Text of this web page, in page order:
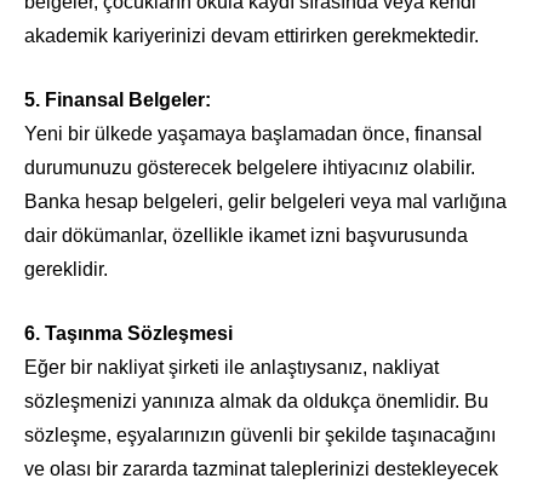
akademik kariyerinizi devam ettirirken gerekmektedir.
5. Finansal Belgeler:
Yeni bir ülkede yaşamaya başlamadan önce, finansal
durumunuzu gösterecek belgelere ihtiyacınız olabilir.
Banka hesap belgeleri, gelir belgeleri veya mal varlığına
dair dökümanlar, özellikle ikamet izni başvurusunda
gereklidir.
6. Taşınma Sözleşmesi
Eğer bir nakliyat şirketi ile anlaştıysanız, nakliyat
sözleşmenizi yanınıza almak da oldukça önemlidir. Bu
sözleşme, eşyalarınızın güvenli bir şekilde taşınacağını
ve olası bir zararda tazminat taleplerinizi destekleyecek